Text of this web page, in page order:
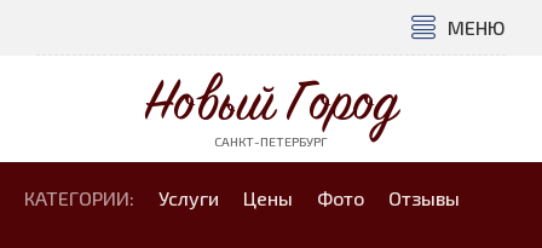
МЕНЮ
Новый Город
САНКТ-ПЕТЕРБУРГ
КАТЕГОРИИ: Услуги Цены Фото Отзывы